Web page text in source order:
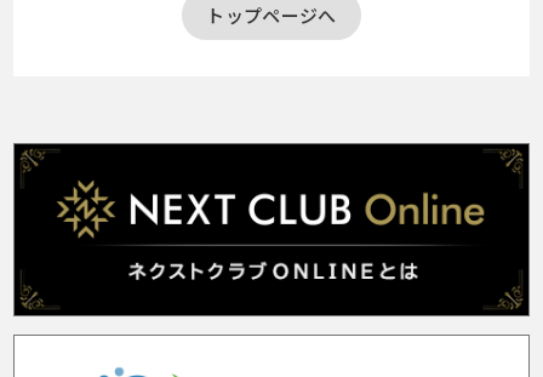
トップページへ